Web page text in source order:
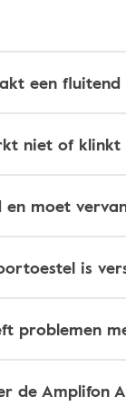
een fluitend
niet of klinkt
moet
is
problemen
de Amplifon